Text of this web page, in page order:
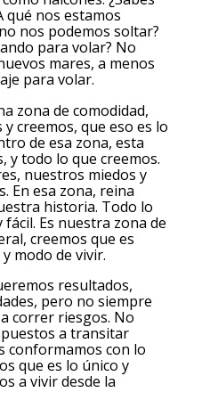
qué nos estamos
nos podemos soltar?
para volar? No
mares, a menos
para volar.
zona de comodidad,
creemos, que eso es lo
de esa zona, esta
y todo lo que creemos.
nuestros miedos y
En esa zona, reina
historia. Todo lo
Es nuestra zona de
creemos que es
modo de vivir.
resultados,
pero no siempre
correr riesgos. No
a transitar
conformamos con lo
que es lo único y
a vivir desde la